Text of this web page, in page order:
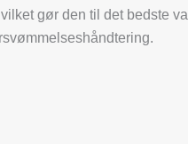
gør den til det bedste